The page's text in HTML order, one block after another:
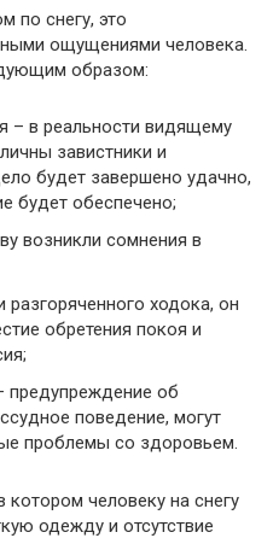
по снегу, это
ощущениями человека.
образом:
– в реальности видящему
завистники и
будет завершено удачно,
будет обеспечено;
возникли сомнения в
разгоряченного ходока, он
обретения покоя и
предупреждение об
поведение, могут
проблемы со здоровьем.
человеку на снегу
одежду и отсутствие